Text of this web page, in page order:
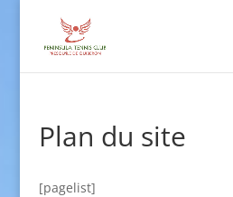
Plan du site
[pagelist]